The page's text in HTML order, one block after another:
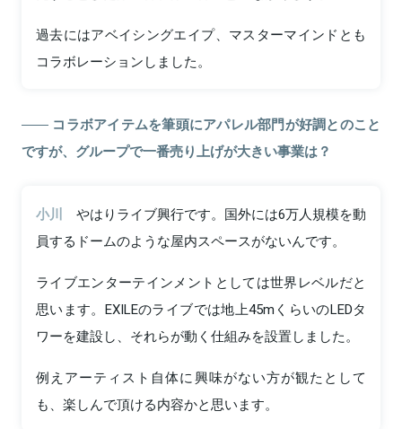
過去にはアベイシングエイプ、マスターマインドとも
コラボレーションしました。
コラボアイテムを筆頭にアパレル部門が好調とのこと
ですが、グループで一番売り上げが大きい事業は？
小川
やはりライブ興行です。国外には6万人規模を動
員するドームのような屋内スペースがないんです。
ライブエンターテインメントとしては世界レベルだと
思います。EXILEのライブでは地上45mくらいのLEDタ
ワーを建設し、それらが動く仕組みを設置しました。
例えアーティスト自体に興味がない方が観たとして
も、楽しんで頂ける内容かと思います。